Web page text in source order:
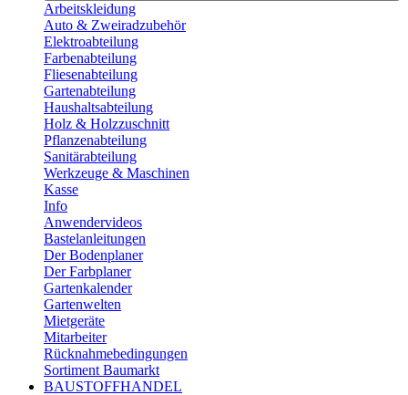
Arbeitskleidung
Auto & Zweiradzubehör
Elektroabteilung
Farbenabteilung
Fliesenabteilung
Gartenabteilung
Haushaltsabteilung
Holz & Holzzuschnitt
Pflanzenabteilung
Sanitärabteilung
Werkzeuge & Maschinen
Kasse
Info
Anwendervideos
Bastelanleitungen
Der Bodenplaner
Der Farbplaner
Gartenkalender
Gartenwelten
Mietgeräte
Mitarbeiter
Rücknahmebedingungen
Sortiment Baumarkt
BAUSTOFFHANDEL